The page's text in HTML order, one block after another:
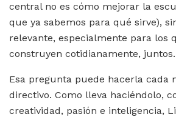
central no es cómo mejorar la
que ya sabemos para qué sirve),
relevante, especialmente para los
construyen cotidianamente, juntos.
Esa pregunta puede hacerla cada
directivo. Como lleva haciéndolo,
creatividad, pasión e inteligencia,